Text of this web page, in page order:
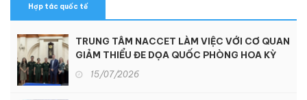
Hợp tác quốc tế
TRUNG TÂM NACCET LÀM VIỆC VỚI CƠ QUAN
GIẢM THIỂU ĐE DỌA QUỐC PHÒNG HOA KỲ
15/07/2026